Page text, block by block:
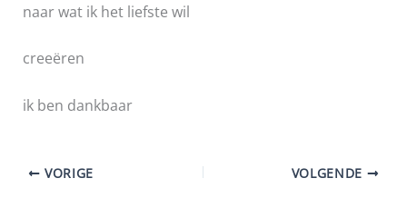
naar wat ik het liefste wil
creeëren
ik ben dankbaar
VORIGE VOLGENDE